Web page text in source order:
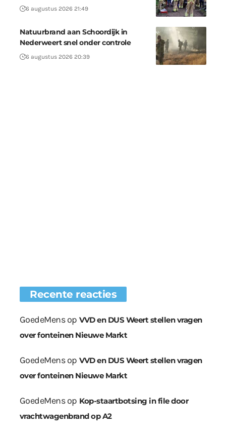
6 augustus 2026 21:49
Natuurbrand aan Schoordijk in
Nederweert snel onder controle
6 augustus 2026 20:39
Recente reacties
GoedeMensop VVD en DUS Weert stellen vragen
over fonteinen Nieuwe Markt
GoedeMensop VVD en DUS Weert stellen vragen
over fonteinen Nieuwe Markt
GoedeMensop Kop-staartbotsing in file door
vrachtwagenbrand op A2